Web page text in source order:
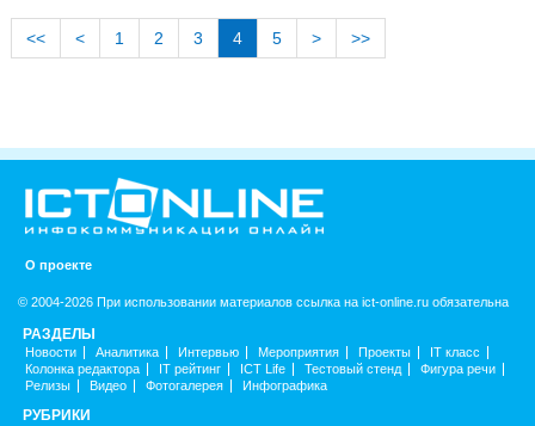
<< < 1 2 3 4 5 > >>
О проекте
© 2004-2026 При использовании материалов ссылка на ict-online.ru обязательна
РАЗДЕЛЫ
Новости Аналитика Интервью Мероприятия Проекты
IT класс
Колонка редактора
IT рейтинг ICT Life Тестовый стенд
Фигура речи
Релизы
Видео Фотогалерея Инфографика
РУБРИКИ